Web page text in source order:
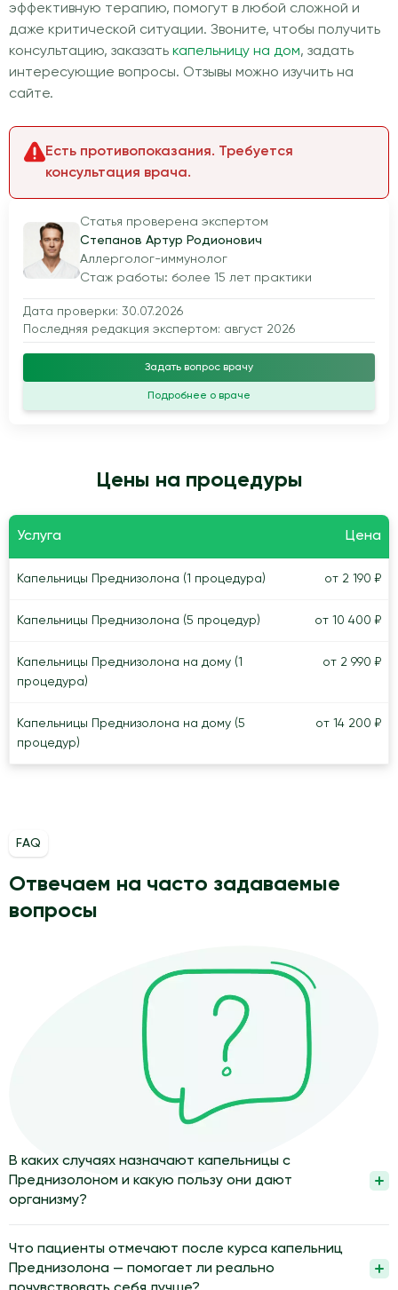
эффективную терапию, помогут в любой сложной и
даже критической ситуации. Звоните, чтобы получить
консультацию, заказать капельницу на дом, задать
интересующие вопросы. Отзывы можно изучить на
сайте.
Статья проверена экспертом
Степанов Артур Родионович
Аллерголог-иммунолог
Стаж работы: более 15 лет практики
Дата проверки: 30.07.2026
Последняя редакция экспертом: август 2026
Задать вопрос врачу
Подробнее о враче
Есть противопоказания. Требуется
консультация врача.
Цены на процедуры
Услуга Цена
Капельницы Преднизолона (1 процедура) от 2 190 ₽
Капельницы Преднизолона (5 процедур) от 10 400 ₽
Капельницы Преднизолона на дому (1
процедура)
от 2 990 ₽
Капельницы Преднизолона на дому (5
процедур)
от 14 200 ₽
FAQ
Отвечаем на часто задаваемые
вопросы
В каких случаях назначают капельницы с
Преднизолоном и какую пользу они дают
организму?
воспалении, аллергических реакциях и острых аутоиммунных
состояниях по назначению врача. Препарат быстро снижает
отек тканей, уменьшает боль и проявления аллергии. За счет
Что пациенты отмечают после курса капельниц
Преднизолона — помогает ли реально